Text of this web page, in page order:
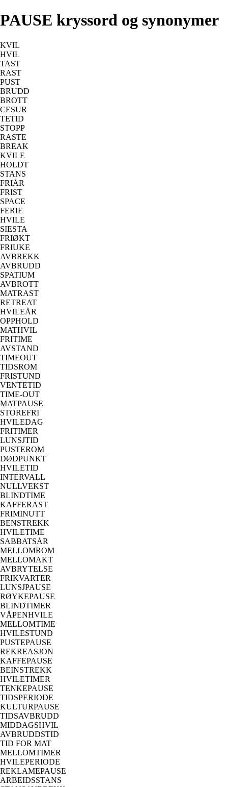
PAUSE kryssord og synonymer
KVIL
HVIL
TAST
RAST
PUST
BRUDD
BROTT
CESUR
TETID
STOPP
RASTE
BREAK
KVILE
HOLDT
STANS
FRIÅR
FRIST
SPACE
FERIE
HVILE
SIESTA
FRIØKT
FRIUKE
AVBREKK
AVBRUDD
SPATIUM
AVBROTT
MATRAST
RETREAT
HVILEÅR
OPPHOLD
MATHVIL
FRITIME
AVSTAND
TIMEOUT
TIDSROM
FRISTUND
VENTETID
TIME-OUT
MATPAUSE
STOREFRI
HVILEDAG
FRITIMER
LUNSJTID
PUSTEROM
DØDPUNKT
HVILETID
INTERVALL
NULLVEKST
BLINDTIME
KAFFERAST
FRIMINUTT
BENSTREKK
HVILETIME
SABBATSÅR
MELLOMROM
MELLOMAKT
AVBRYTELSE
FRIKVARTER
LUNSJPAUSE
RØYKEPAUSE
BLINDTIMER
VÅPENHVILE
MELLOMTIME
HVILESTUND
PUSTEPAUSE
REKREASJON
KAFFEPAUSE
BEINSTREKK
HVILETIMER
TENKEPAUSE
TIDSPERIODE
KULTURPAUSE
TIDSAVBRUDD
MIDDAGSHVIL
AVBRUDDSTID
TID FOR MAT
MELLOMTIMER
HVILEPERIODE
REKLAMEPAUSE
ARBEIDSSTANS